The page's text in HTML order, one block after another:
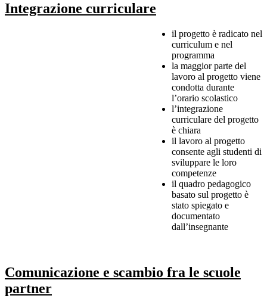
Integrazione curriculare
il progetto è radicato nel
curriculum e nel
programma
la maggior parte del
lavoro al progetto viene
condotta durante
l’orario scolastico
l’integrazione
curriculare del progetto
è chiara
il lavoro al progetto
consente agli studenti di
sviluppare le loro
competenze
il quadro pedagogico
basato sul progetto è
stato spiegato e
documentato
dall’insegnante
Comunicazione e scambio fra le scuole
partner